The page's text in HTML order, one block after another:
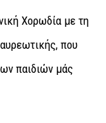
Χορωδία με τη
που
παιδιών μάς